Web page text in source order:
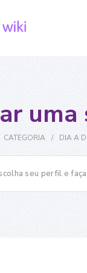
CATEGORIA / DIA A